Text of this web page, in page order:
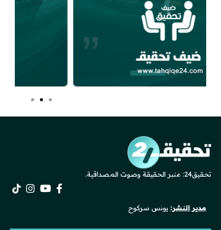
تحقيق24: منبر الحقيقة وصوت المصداقية.
مدير النشر: يونس سركوح